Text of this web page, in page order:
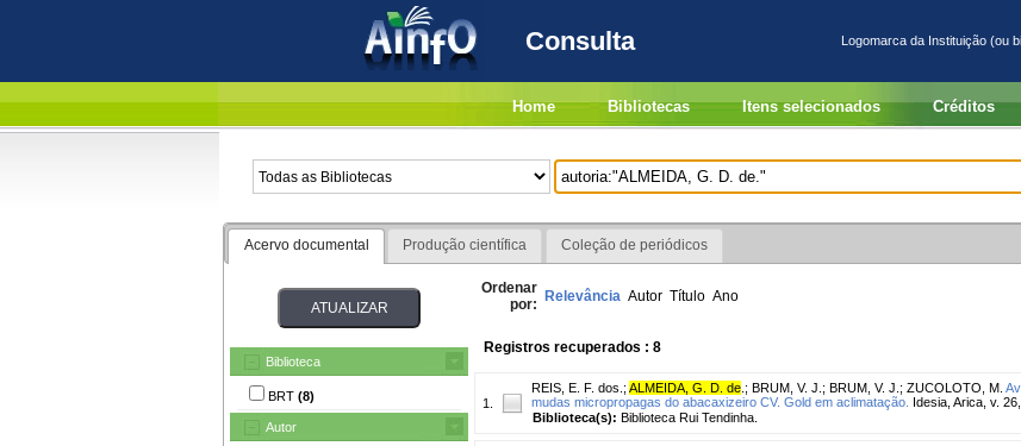
Consulta Logomarca da Instituição (ou
Home Bibliotecas Itens selecionados Créditos
Acervo documental Produção científica Coleção de periódicos
Biblioteca
BRT (8)
Autor
Ordenar
por: Relevância Autor Título Ano
Registros recuperados : 8
1.
REIS, E. F. dos. ; ALMEIDA, G. D. de ; BRUM, V. J. ; BRUM, V. J. ; ZUCOLOTO, M.
mudas micropropagas do abacaxizeiro CV. Gold em aclimatação. Idesia, Arica, v.
Biblioteca(s): Biblioteca Rui Tendinha.